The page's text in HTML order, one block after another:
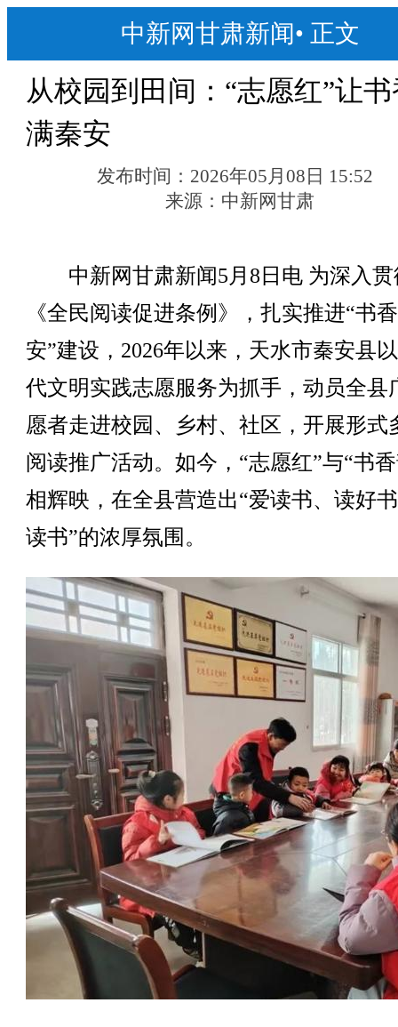
中新网甘肃新闻• 正文
从校园到田间：“志愿红”让
满秦安
发布时间： 2026年05月08日 15:52
来源： 中新网甘肃
中新网甘肃新闻5月8日电 为深入贯
《全民阅读促进条例》，扎实推进“书
安”建设，2026年以来，天水市秦安县
代文明实践志愿服务为抓手，动员全县
愿者走进校园、乡村、社区，开展形式
阅读推广活动。如今，“志愿红”与“书
相辉映，在全县营造出“爱读书、读好
读书”的浓厚氛围。